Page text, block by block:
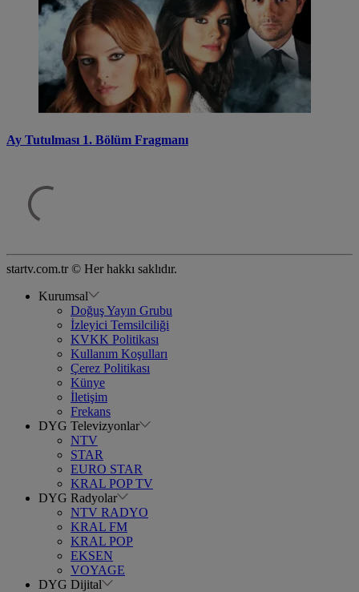
Ay Tutulması 1. Bölüm Fragmanı
startv.com.tr © Her hakkı saklıdır.
Kurumsal
Doğuş Yayın Grubu
İzleyici Temsilciliği
KVKK Politikası
Kullanım Koşulları
Çerez Politikası
Künye
İletişim
Frekans
DYG Televizyonlar
NTV
STAR
EURO STAR
KRAL POP TV
DYG Radyolar
NTV RADYO
KRAL FM
KRAL POP
EKSEN
VOYAGE
DYG Dijital